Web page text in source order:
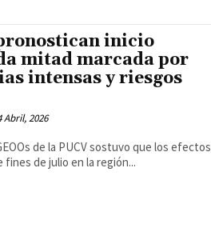
inicio
mitad marcada por
intensas y riesgos
Abril, 2026
de la PUCV sostuvo que los efectos
de julio en la región...